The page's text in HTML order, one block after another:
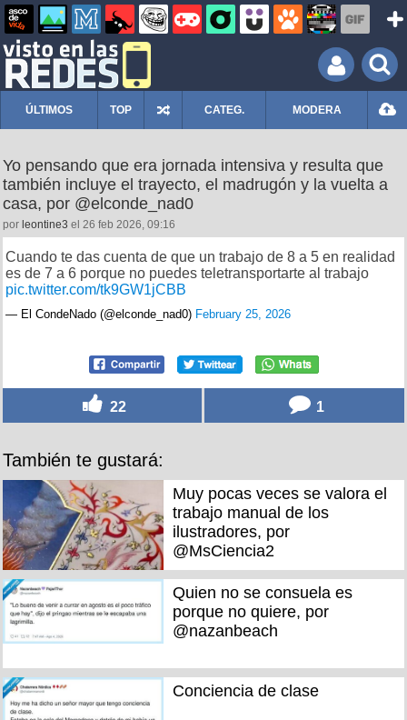
ÚLTIMOS TOP CATEG. MODERA
Yo pensando que era jornada intensiva y resulta que
también incluye el trayecto, el madrugón y la vuelta a
casa, por @elconde_nad0
por leontine3 el 26 feb 2026, 09:16
Cuando te das cuenta de que un trabajo de 8 a 5 en realidad
es de 7 a 6 porque no puedes teletransportarte al trabajo
pic.twitter.com/tk9GW1jCBB
— El CondeNado (@elconde_nad0) February 25, 2026
22 1
También te gustará:
Muy pocas veces se valora el
trabajo manual de los
ilustradores, por
@MsCiencia2
Quien no se consuela es
porque no quiere, por
@nazanbeach
Conciencia de clase